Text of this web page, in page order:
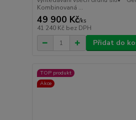
Kombinovaná ...
49 900 Kč/ks
41 240 Kč bez DPH
Přidat do
TOP produkt
Akce